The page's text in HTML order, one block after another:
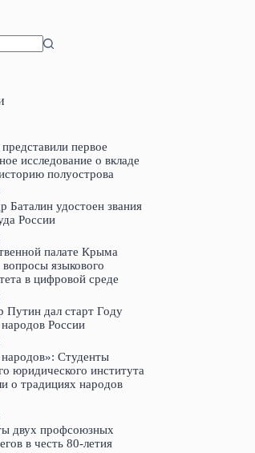
первое
исследование о вкладе
полуострова
Баталин удостоен звания
России
палате Крыма
языкового
в цифровой среде
Путин дал старт Году
России
Студенты
юридического института
о традициях народов
двух профсоюзных
в честь 80-летия